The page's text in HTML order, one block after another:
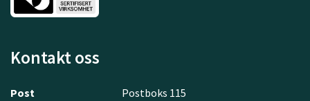
Kontakt oss
Post
Postboks 115